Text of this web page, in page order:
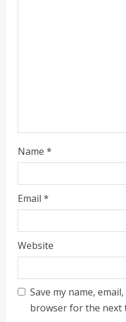
Name *
Email *
Website
Save my name,
browser for the next